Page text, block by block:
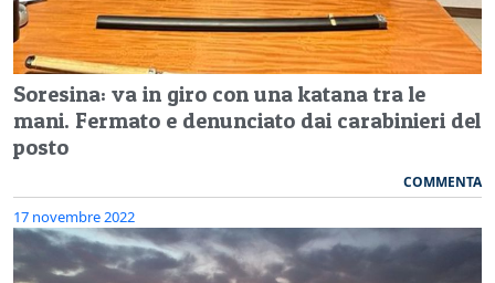
Soresina: va in giro con una katana tra le
mani. Fermato e denunciato dai carabinieri del
posto
COMMENTA
17 novembre 2022